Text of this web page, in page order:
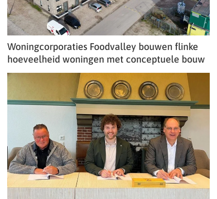
Woningcorporaties Foodvalley bouwen flinke
hoeveelheid woningen met conceptuele bouw